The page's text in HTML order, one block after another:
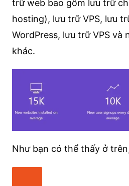
trữ web bao gồm lưu trữ
hosting), lưu trữ VPS, lưu
WordPress, lưu trữ VPS và
khác.
Như bạn có thể thấy ở